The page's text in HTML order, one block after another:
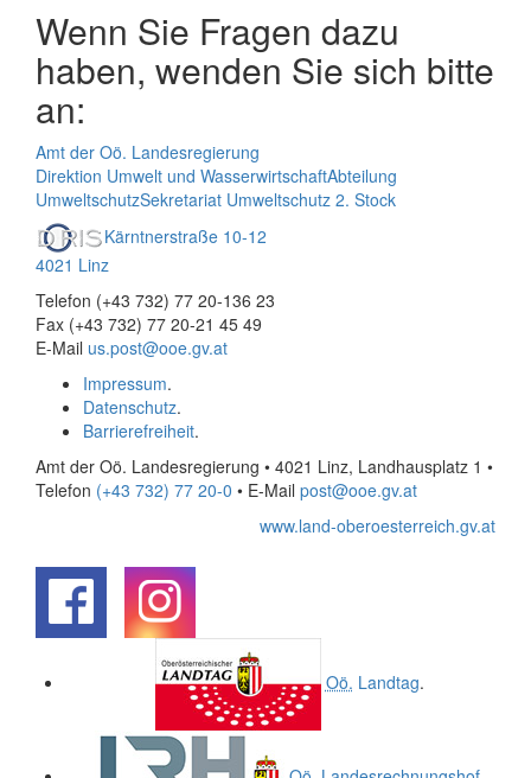
Wenn Sie Fragen dazu
haben, wenden Sie sich bitte
an:
Amt der Oö. Landesregierung
Direktion Umwelt und WasserwirtschaftAbteilung
UmweltschutzSekretariat Umweltschutz 2. Stock
Kärntnerstraße 10-12
4021 Linz
Telefon (+43 732) 77 20-136 23
Fax (+43 732) 77 20-21 45 49
E-Mail us.post@ooe.gv.at
Impressum.
Datenschutz.
Barrierefreiheit.
Amt der Oö. Landesregierung • 4021 Linz, Landhausplatz 1 •
Telefon (+43 732) 77 20-0 • E-Mail post@ooe.gv.at
www.land-oberoesterreich.gv.at
Oö. Landtag.